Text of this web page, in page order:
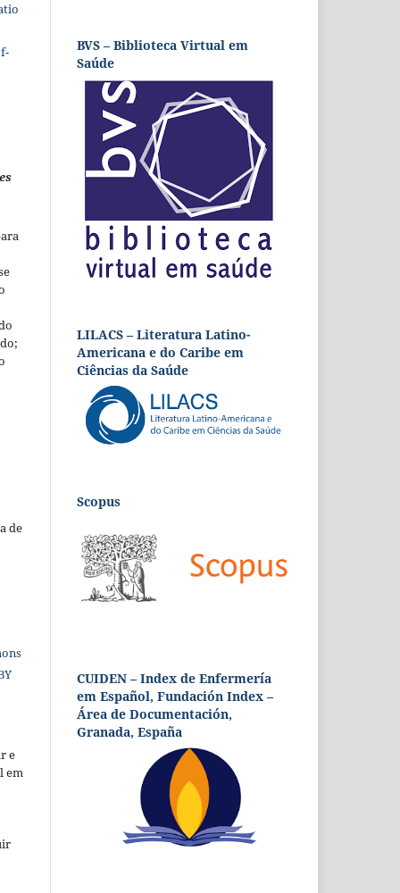
de
e
em
BVS – Biblioteca Virtual em
Saúde
LILACS – Literatura Latino-
Americana e do Caribe em
Ciências da Saúde
Scopus
CUIDEN – Index de Enfermería
em Español, Fundación Index –
Área de Documentación,
Granada, España